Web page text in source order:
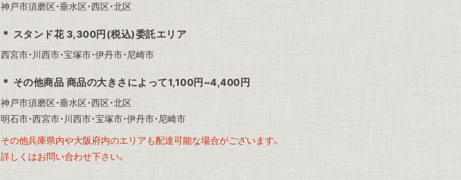
神戸市須磨区・垂水区・西区・北区
スタンド花 3,300円(税込)委託エリア
西宮市・川西市・宝塚市・伊丹市・尼崎市
その他商品 商品の大きさによって1,100円~4,400円
神戸市須磨区・垂水区・西区・北区
明石市・西宮市・川西市・宝塚市・伊丹市・尼崎市
その他兵庫県内や大阪府内のエリアも配達可能な場合がございます。
詳しくはお問い合わせ下さい。